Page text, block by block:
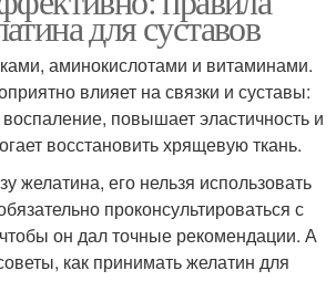
для суставов
аминокислотами и витаминами.
влияет на связки и суставы:
повышает эластичность и
восстановить хрящевую ткань.
желатина, его нельзя использовать
проконсультироваться с
он дал точные рекомендации. А
как принимать желатин для